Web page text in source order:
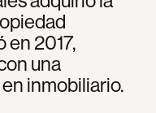
en 2017,
una
inmobiliario.